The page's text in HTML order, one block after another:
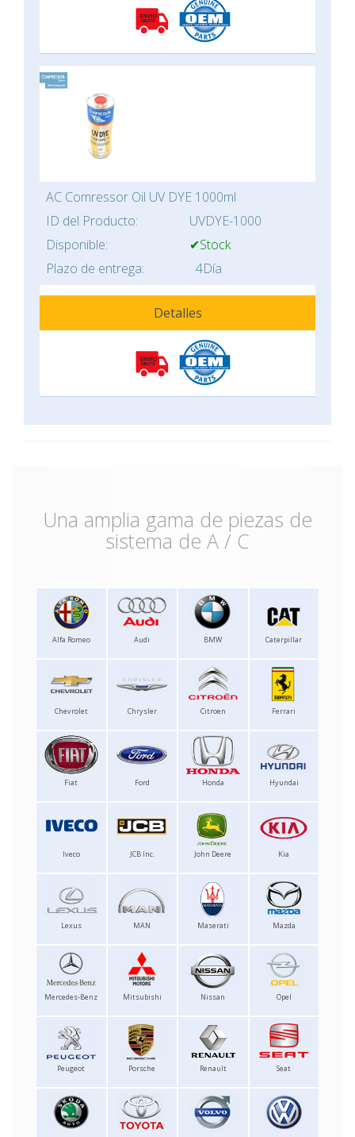
AC Comressor Oil UV DYE 1000ml
ID del Producto:
UVDYE-1000
Disponible:
✔Stock
Plazo de entrega:
4Día
Detalles
Una amplia gama de piezas de
sistema de A / C
Alfa Romeo Audi BMW Caterpillar
Chevrolet Chrysler Citroen Ferrari
Fiat Ford Honda Hyundai
Iveco JCB Inc. John Deere Kia
Lexus MAN Maserati Mazda
Mercedes-Benz Mitsubishi Nissan Opel
Peugeot Porsche Renault Seat